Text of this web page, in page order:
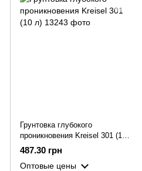
Грунтовка глубокого
проникновения Kreisel 301 (10
л)
487.30 грн
Оптовые цены